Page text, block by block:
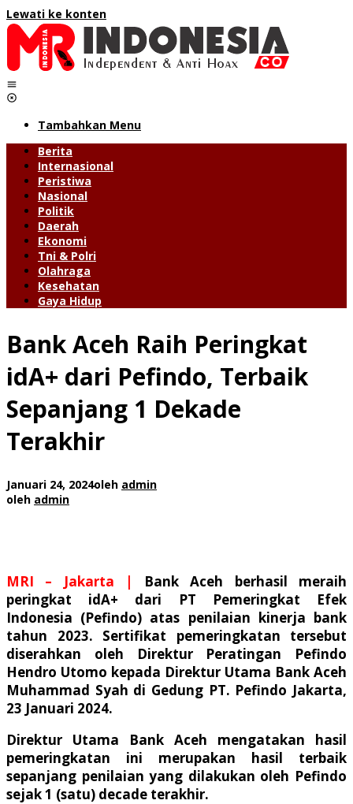
Lewati ke konten
Tambahkan Menu
Berita
Internasional
Peristiwa
Nasional
Politik
Daerah
Ekonomi
Tni & Polri
Olahraga
Kesehatan
Gaya Hidup
Bank Aceh Raih Peringkat
idA+ dari Pefindo, Terbaik
Sepanjang 1 Dekade
Terakhir
Januari 24, 2024oleh admin
oleh admin
MRI – Jakarta | Bank Aceh berhasil meraih
peringkat idA+ dari PT Pemeringkat Efek
Indonesia (Pefindo) atas penilaian kinerja bank
tahun 2023. Sertifikat pemeringkatan tersebut
diserahkan oleh Direktur Peratingan Pefindo
Hendro Utomo kepada Direktur Utama Bank Aceh
Muhammad Syah di Gedung PT. Pefindo Jakarta,
23 Januari 2024.
Direktur Utama Bank Aceh mengatakan hasil
pemeringkatan ini merupakan hasil terbaik
sepanjang penilaian yang dilakukan oleh Pefindo
sejak 1 (satu) decade terakhir.